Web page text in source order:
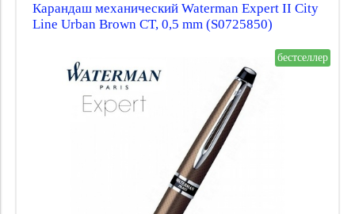
Карандаш механический Waterman Expert II City
Line Urban Brown CT, 0,5 mm (S0725850)
бестселлер